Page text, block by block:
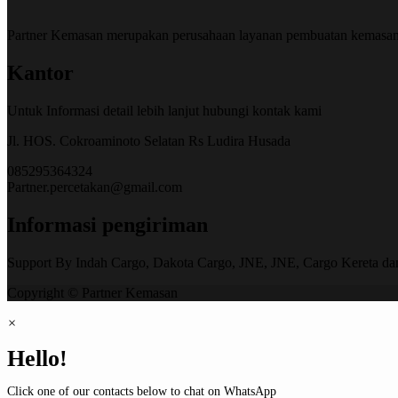
Partner Kemasan merupakan perusahaan layanan pembuatan
Kantor
Untuk Informasi detail lebih lanjut hubungi kontak kami
Jl. HOS. Cokroaminoto Selatan Rs Ludira Husada
085295364324
Partner.percetakan@gmail.com
Informasi pengiriman
Support By Indah Cargo, Dakota Cargo, JNE, JNE, Cargo Kereta
Copyright © Partner Kemasan
×
Hello!
Click one of our contacts below to chat on WhatsApp